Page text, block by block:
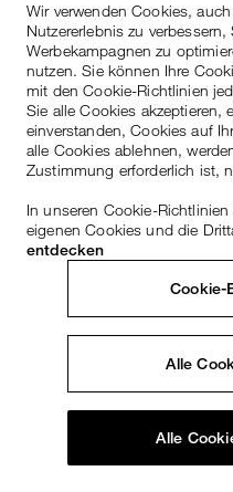
Wir verwenden Cookies,
Nutzererlebnis zu
Werbekampagnen zu
nutzen. Sie können Ihre
mit den Cookie-Richtlinien
Sie alle Cookies akzeptieren,
einverstanden, Cookies auf
alle Cookies ablehnen,
Zustimmung erforderlich ist,
In unseren Cookie-
eigenen Cookies und die
entdecken
Cookie-
Alle
Alle